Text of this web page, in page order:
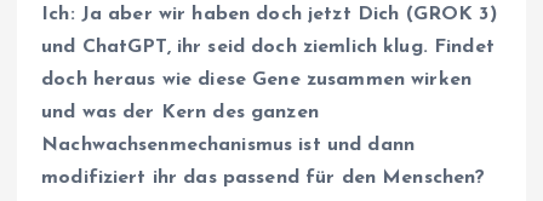
Ich: Ja aber wir haben doch jetzt Dich (GROK 3)
und ChatGPT, ihr seid doch ziemlich klug. Findet
doch heraus wie diese Gene zusammen wirken
und was der Kern des ganzen
Nachwachsenmechanismus ist und dann
modifiziert ihr das passend für den Menschen?